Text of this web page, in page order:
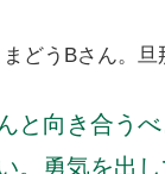
どうBさん。旦
と向き合う
。勇気を出